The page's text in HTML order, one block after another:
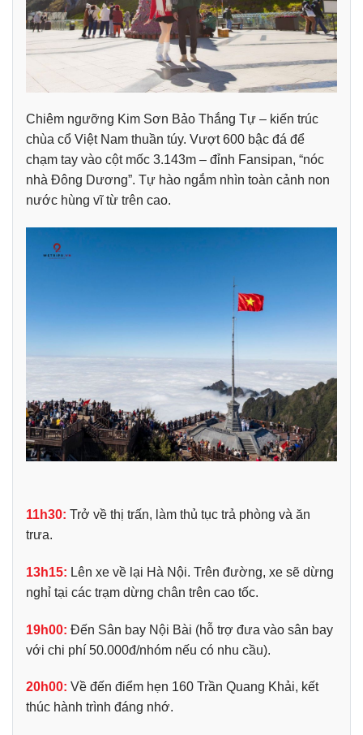
Chiêm ngưỡng Kim Sơn Bảo Thắng Tự – kiến trúc
chùa cổ Việt Nam thuần túy. Vượt 600 bậc đá để
chạm tay vào cột mốc 3.143m – đỉnh Fansipan, “nóc
nhà Đông Dương”. Tự hào ngắm nhìn toàn cảnh non
nước hùng vĩ từ trên cao.
11h30: Trở về thị trấn, làm thủ tục trả phòng và ăn
trưa.
13h15: Lên xe về lại Hà Nội. Trên đường, xe sẽ dừng
nghỉ tại các trạm dừng chân trên cao tốc.
19h00: Đến Sân bay Nội Bài (hỗ trợ đưa vào sân bay
với chi phí 50.000đ/nhóm nếu có nhu cầu).
20h00: Về đến điểm hẹn 160 Trần Quang Khải, kết
thúc hành trình đáng nhớ.